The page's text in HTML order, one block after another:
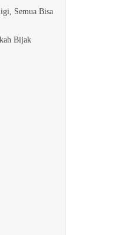
Semua Bisa
Bijak